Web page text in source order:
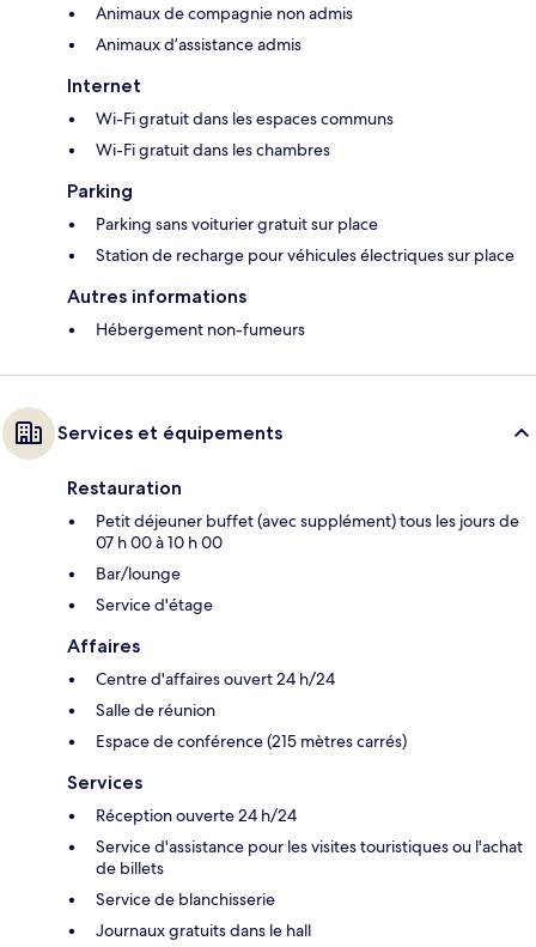
Animaux de compagnie non admis
Animaux d’assistance admis
Internet
Wi-Fi gratuit dans les espaces communs
Wi-Fi gratuit dans les chambres
Parking
Parking sans voiturier gratuit sur place
Station de recharge pour véhicules électriques sur place
Autres informations
Hébergement non-fumeurs
Services et équipements
Restauration
Petit déjeuner buffet (avec supplément) tous les jours de
07 h 00 à 10 h 00
Bar/lounge
Service d'étage
Affaires
Centre d'affaires ouvert 24 h/24
Salle de réunion
Espace de conférence (215 mètres carrés)
Services
Réception ouverte 24 h/24
Service d'assistance pour les visites touristiques ou l'achat
de billets
Service de blanchisserie
Journaux gratuits dans le hall